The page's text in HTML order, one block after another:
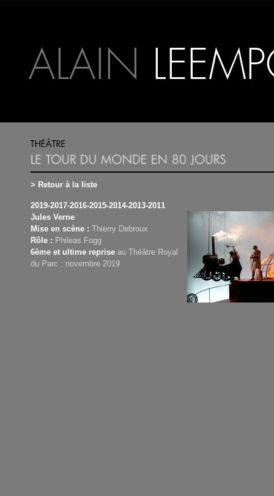
> Retour à la liste
2019-2017-2016-2015-2014-2013-2011
Jules Verne
Mise en scène : Thierry Debroux
Rôle : Phileas Fogg
6ème et ultime reprise au Théâtre Royal
du Parc : novembre 2019